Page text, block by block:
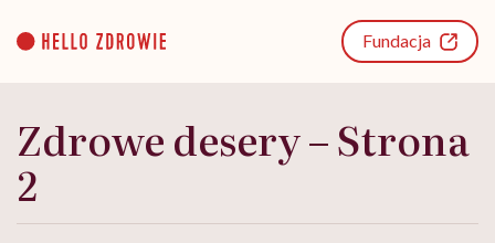
content
Fundacja
Zdrowe desery – Strona
2